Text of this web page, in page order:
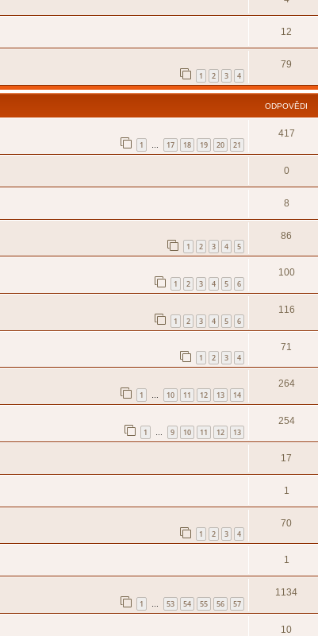
12
1 2 3 4
79
ODPOVĚDI
1 … 17 18 19 20 21
417
0
8
1 2 3 4 5
86
1 2 3 4 5 6
100
1 2 3 4 5 6
116
1 2 3 4
71
1 … 10 11 12 13 14
264
1 … 9 10 11 12 13
254
17
1
1 2 3 4
70
1
1 … 53 54 55 56 57
1134
10